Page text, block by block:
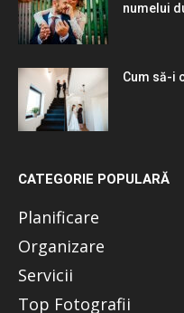
numelui
Cum să-i
CATEGORIE POPULARĂ
Planificare
Organizare
Servicii
Top Fotografii